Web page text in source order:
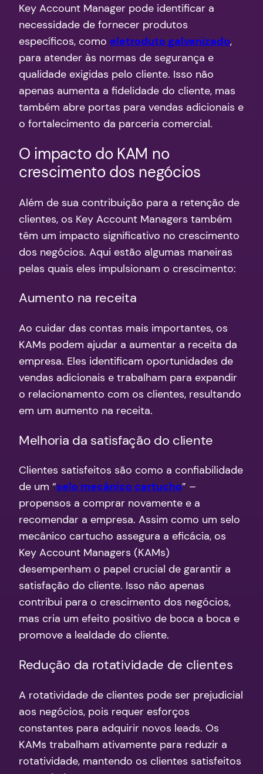
Key Account Manager pode identificar a
necessidade de fornecer produtos
específicos, como eletroduto galvanizado,
para atender às normas de segurança e
qualidade exigidas pelo cliente. Isso não
apenas aumenta a fidelidade do cliente, mas
também abre portas para vendas adicionais e
o fortalecimento da parceria comercial.
O impacto do KAM no
crescimento dos negócios
Além de sua contribuição para a retenção de
clientes, os Key Account Managers também
têm um impacto significativo no crescimento
dos negócios. Aqui estão algumas maneiras
pelas quais eles impulsionam o crescimento:
Aumento na receita
Ao cuidar das contas mais importantes, os
KAMs podem ajudar a aumentar a receita da
empresa. Eles identificam oportunidades de
vendas adicionais e trabalham para expandir
o relacionamento com os clientes, resultando
em um aumento na receita.
Melhoria da satisfação do cliente
Clientes satisfeitos são como a confiabilidade
de um “selo mecânico cartucho” –
propensos a comprar novamente e a
recomendar a empresa. Assim como um selo
mecânico cartucho assegura a eficácia, os
Key Account Managers (KAMs)
desempenham o papel crucial de garantir a
satisfação do cliente. Isso não apenas
contribui para o crescimento dos negócios,
mas cria um efeito positivo de boca a boca e
promove a lealdade do cliente.
Redução da rotatividade de clientes
A rotatividade de clientes pode ser prejudicial
aos negócios, pois requer esforços
constantes para adquirir novos leads. Os
KAMs trabalham ativamente para reduzir a
rotatividade, mantendo os clientes satisfeitos